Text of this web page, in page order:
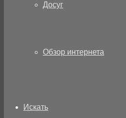
Досуг
Обзор интернета
Искать